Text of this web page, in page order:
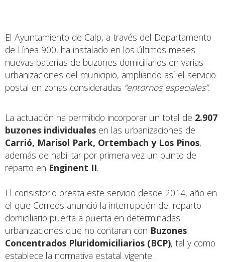
El Ayuntamiento de Calp, a través del Departamento
de Línea 900, ha instalado en los últimos meses
nuevas baterías de buzones domiciliarios en varias
urbanizaciones del municipio, ampliando así el servicio
postal en zonas consideradas “entornos especiales”.
La actuación ha permitido incorporar un total de 2.907
buzones individuales en las urbanizaciones de
Carrió, Marisol Park, Ortembach y Los Pinos,
además de habilitar por primera vez un punto de
reparto en Enginent II.
El consistorio presta este servicio desde 2014, año en
el que Correos anunció la interrupción del reparto
domiciliario puerta a puerta en determinadas
urbanizaciones que no contaran con Buzones
Concentrados Pluridomiciliarios (BCP), tal y como
establece la normativa estatal vigente.